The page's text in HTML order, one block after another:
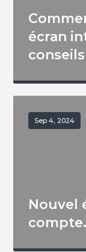
écran
Sep 4, 2024
Nouvel